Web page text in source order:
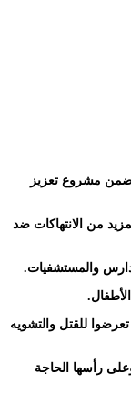
في اليمن، ضمن مشروع تعزيز
من الانتهاكات ضد
والمستشفيات.
المتحدث الأول نبيل عبدالحفيظ، ورقة بعنوان التعريف بالانتهاكات الستة الجسيمة للأطفال باليمن.وأفاد المتحدث نبيل، بأن تقارير دولية أظهرت أن 11019 طفل تعرضوا للقتل والتشويه
رأسها الحاجة